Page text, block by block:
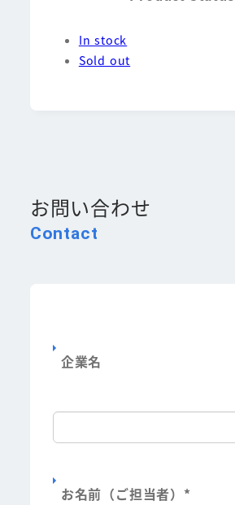
In stock
Sold out
Contact
お問い合わせ
企業名
お名前（ご担当者） *